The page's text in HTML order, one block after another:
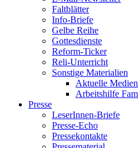
Faltblätter
Info-Briefe
Gelbe Reihe
Gottesdienste
Reform-Ticker
Reli-Unterricht
Sonstige Materialien
Aktuelle
Arbeitshilfe
Presse
LeserInnen-Briefe
Presse-Echo
Pressekontakte